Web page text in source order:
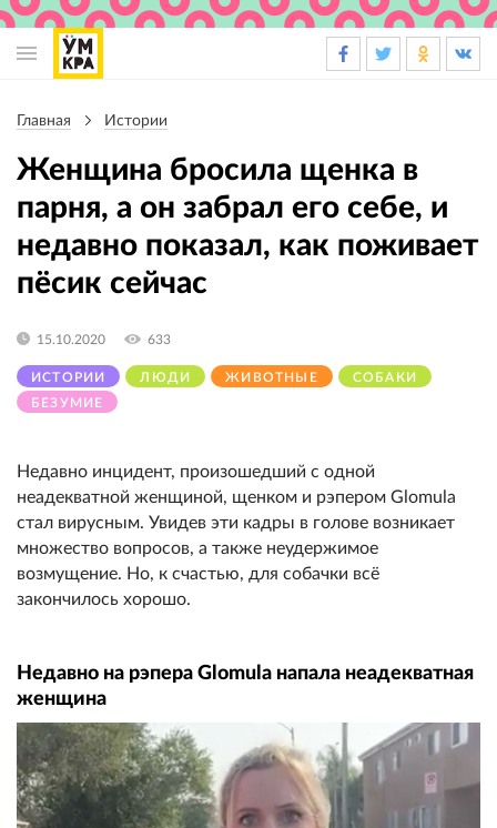
навигации
Главная Истории
Женщина бросила щенка в
парня, а он забрал его себе, и
недавно показал, как поживает
пёсик сейчас
ИСТОРИИ ЛЮДИ ЖИВОТНЫЕ
СОБАКИ
БЕЗУМИЕ
15.10.2020 633
Недавно инцидент, произошедший с одной
неадекватной женщиной, щенком и рэпером Glomula
стал вирусным. Увидев эти кадры в голове возникает
множество вопросов, а также неудержимое
возмущение. Но, к счастью, для собачки всё
закончилось хорошо.
Недавно на рэпера Glomula напала неадекватная
женщина